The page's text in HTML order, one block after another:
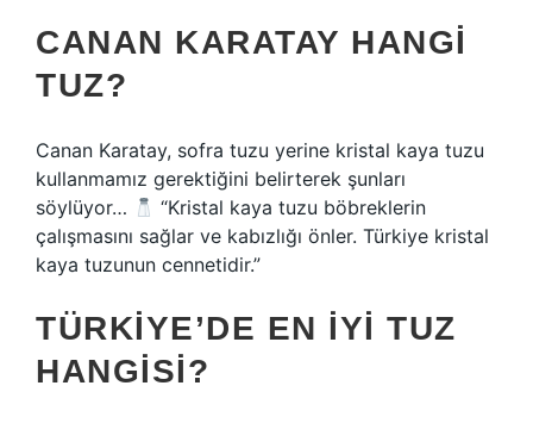
CANAN KARATAY HANGI
TUZ?
Canan Karatay, sofra tuzu yerine kristal kaya tuzu
kullanmamız gerektiğini belirterek şunları
söylüyor…
“Kristal kaya tuzu böbreklerin
çalışmasını sağlar ve kabızlığı önler. Türkiye kristal
kaya tuzunun cennetidir.”
TÜRKIYE’DE EN IYI TUZ
HANGISI?